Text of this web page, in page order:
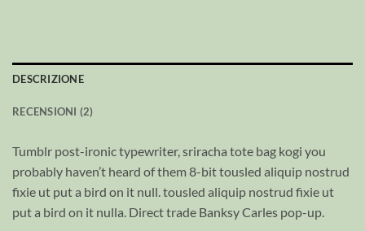
DESCRIZIONE
RECENSIONI (2)
Tumblr post-ironic typewriter, sriracha tote bag kogi you
probably haven’t heard of them 8-bit tousled aliquip nostrud
fixie ut put a bird on it null. tousled aliquip nostrud fixie ut
put a bird on it nulla. Direct trade Banksy Carles pop-up.